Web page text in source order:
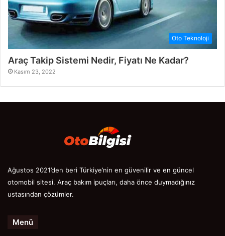
Oto Teknoloji
Araç Takip Sistemi Nedir, Fiyatı Ne Kadar?
Kasım 23, 2022
Ağustos 2021’den beri Türkiye’nin en güvenilir ve en güncel
otomobil sitesi. Araç bakım ipuçları, daha önce duymadığınız
ustasından çözümler.
Menü